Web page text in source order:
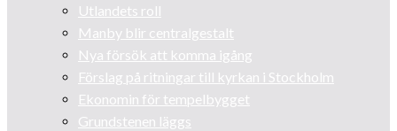
Utlandets roll
Manby blir centralgestalt
Nya försök att komma igång
Förslag på ritningar till kyrkan i Stockholm
Ekonomin för tempelbygget
Grundstenen läggs